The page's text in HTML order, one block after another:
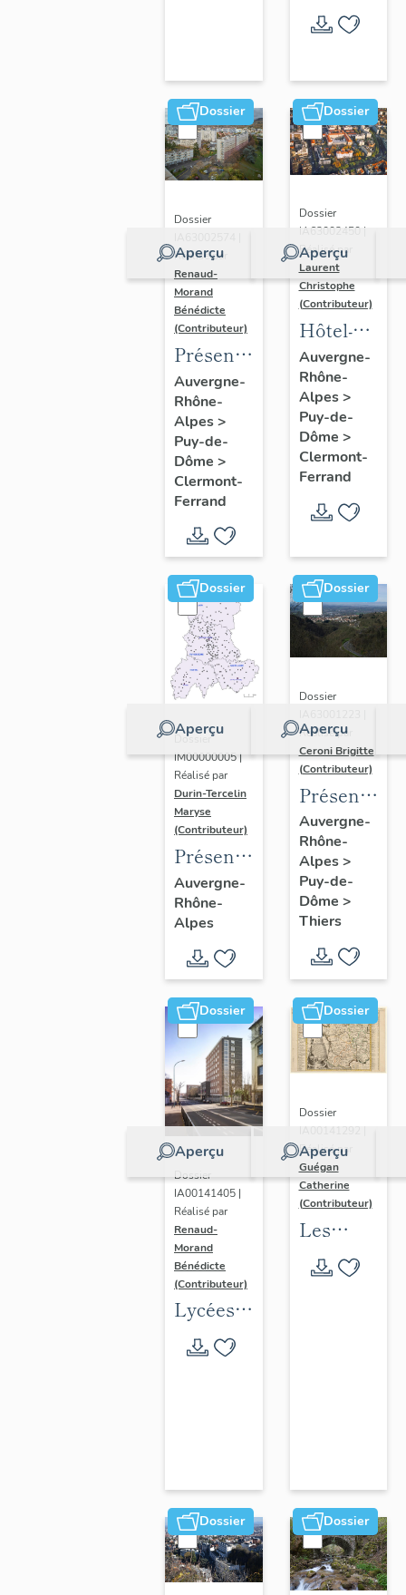
Dossier
Aperçu
Dossier
Réalisé par
Renaud-
Morand
Bénédicte
(Contributeur)
Présentation
de
l'opération
ponctuelle
"Muraille
de
Chine"
(de
Clermont-
Ferrand)
Auvergne-
Rhône-
Alpes>
Puy-de-
Dôme >
Clermont-
Ferrand
Dossier
Aperçu
Dossier
IA63002450 |
Réalisé par
Laurent
Christophe
(Contributeur)
Hôtel-
Dieu de
Clermont-
Ferrand
: les
raisons
de
l'étude
Auvergne-
Rhône-
Alpes>
Puy-de-
Dôme >
Clermont-
Ferrand
Dossier
Aperçu
Dossier
IM00000005 |
Réalisé par
Durin-Tercelin
Maryse
(Contributeur)
Présentation
de
l’opération
tissus et
ornements
liturgiques
en
Auvergne
Auvergne-
Rhône-
Alpes
Dossier
Aperçu
Dossier
Réalisé par
Ceroni Brigitte
(Contributeur)
de
l'enquête
thématique
régionale
"Pentes
de la
commune
de
Thiers"
Auvergne-
Rhône-
Alpes>
Puy-de-
Dôme >
Thiers
Dossier
Aperçu
Dossier
IA00141405 |
Réalisé par
Renaud-
Morand
Bénédicte
(Contributeur)
Lycées
publics
en
Dossier
Aperçu
Dossier
IA00141292 |
Réalisé par
Guégan
Catherine
(Contributeur)
Les
collèges
jésuites
Rhône-
Alpes
(DOSSIER
EN
COURS)
Dossier Dossier